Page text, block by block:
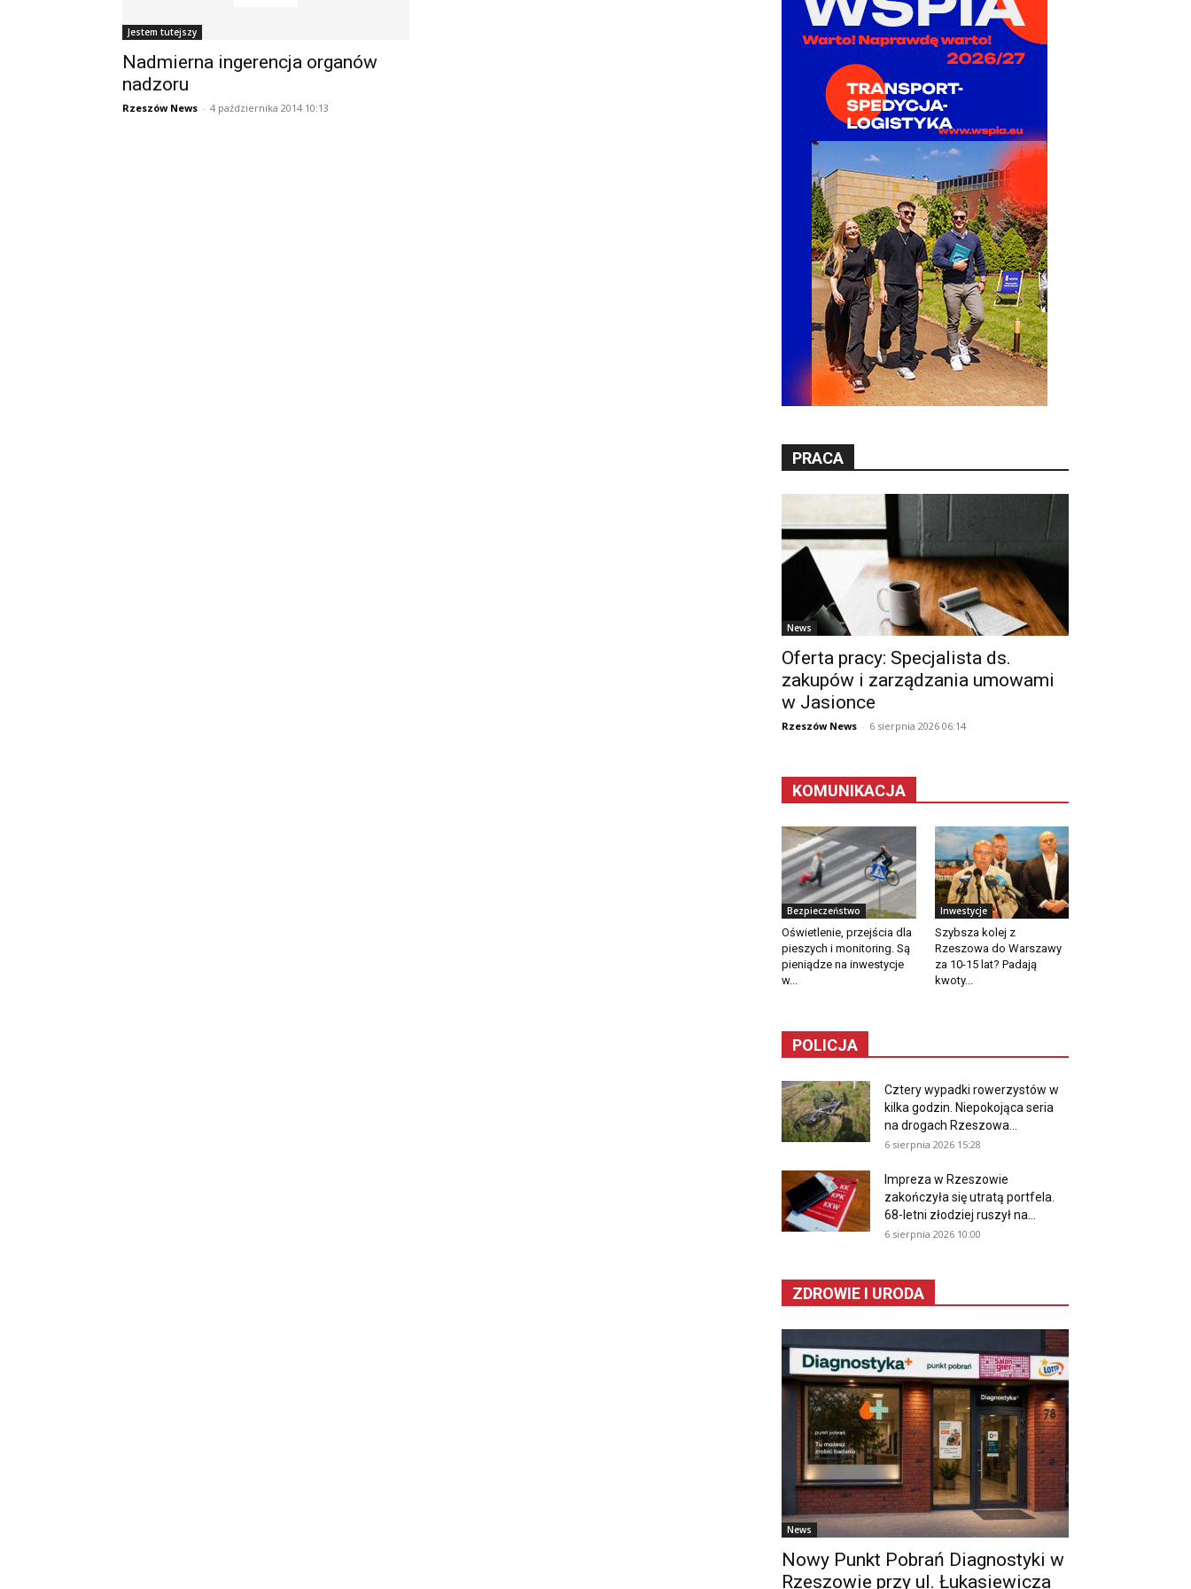
Jestem tutejszy
Nadmierna ingerencja organów
nadzoru
Rzeszów News - 4 października 2014 10:13
PRACA
News
Oferta pracy: Specjalista ds.
zakupów i zarządzania umowami
w Jasionce
Rzeszów News - 6 sierpnia 2026 06:14
KOMUNIKACJA
Bezpieczeństwo
Oświetlenie, przejścia dla
pieszych i monitoring. Są
pieniądze na inwestycje
w...
Inwestycje
Szybsza kolej z
Rzeszowa do Warszawy
za 10-15 lat? Padają
kwoty...
POLICJA
Cztery wypadki rowerzystów w
kilka godzin. Niepokojąca seria
na drogach Rzeszowa...
6 sierpnia 2026 15:28
Impreza w Rzeszowie
zakończyła się utratą portfela.
68-letni złodziej ruszył na...
6 sierpnia 2026 10:00
ZDROWIE I URODA
News
Nowy Punkt Pobrań Diagnostyki w
Rzeszowie przy ul. Łukasiewicza